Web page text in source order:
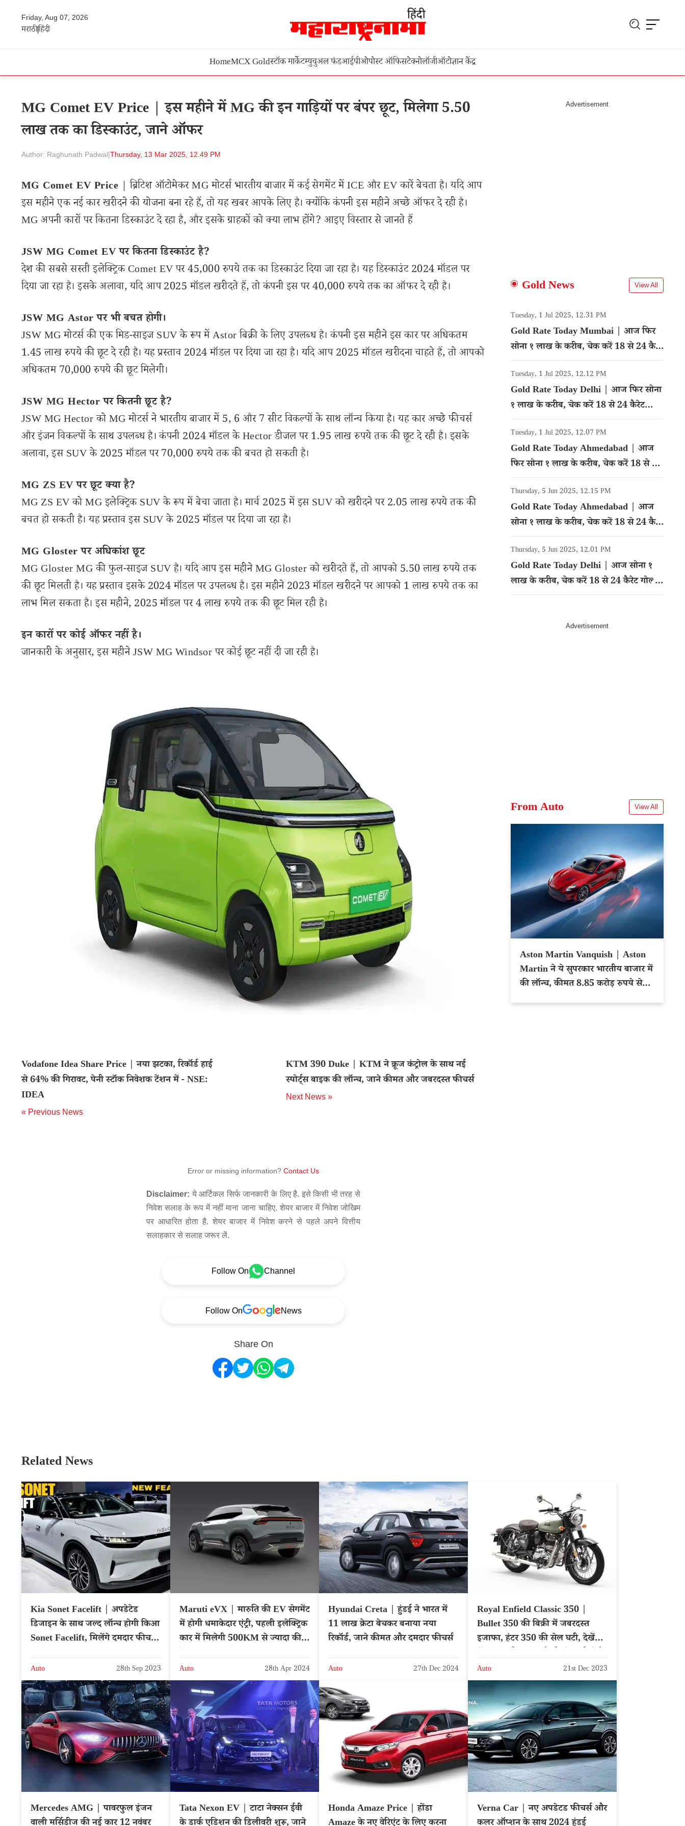
Friday, Aug 07, 2026
मराठीहिंदी
HomeMCX Goldस्टॉक मार्केटम्युचुअल फंडआईपीओपोस्ट ऑफिसटेक्नोलॉजीऑटोज्ञान केंद्र
MG Comet EV Price | इस महीने में MG की इन गाड़ियों पर बंपर छूट, मिलेगा 5.50
लाख तक का डिस्काउंट, जाने ऑफर
Author: Raghunath Padwal|Thursday, 13 Mar 2025, 12.49 PM
MG Comet EV Price | ब्रिटिश ऑटोमेकर MG मोटर्स भारतीय बाजार में कई सेगमेंट में ICE और EV कारें बेचता है। यदि आप
इस महीने एक नई कार खरीदने की योजना बना रहे हैं, तो यह खबर आपके लिए है। क्योंकि कंपनी इस महीने अच्छे ऑफर दे रही है।
MG अपनी कारों पर कितना डिस्काउंट दे रहा है, और इसके ग्राहकों को क्या लाभ होंगे? आइए विस्तार से जानते हैं
JSW MG Comet EV पर कितना डिस्काउंट है?
देश की सबसे सस्ती इलेक्ट्रिक Comet EV पर 45,000 रुपये तक का डिस्काउंट दिया जा रहा है। यह डिस्काउंट 2024 मॉडल पर
दिया जा रहा है। इसके अलावा, यदि आप 2025 मॉडल खरीदते हैं, तो कंपनी इस पर 40,000 रुपये तक का ऑफर दे रही है।
JSW MG Astor पर भी बचत होगी।
JSW MG मोटर्स की एक मिड-साइज SUV के रूप में Astor बिक्री के लिए उपलब्ध है। कंपनी इस महीने इस कार पर अधिकतम
1.45 लाख रुपये की छूट दे रही है। यह प्रस्ताव 2024 मॉडल पर दिया जा रहा है। यदि आप 2025 मॉडल खरीदना चाहते हैं, तो आपको
अधिकतम 70,000 रुपये की छूट मिलेगी।
JSW MG Hector पर कितनी छूट है?
JSW MG Hector को MG मोटर्स ने भारतीय बाजार में 5, 6 और 7 सीट विकल्पों के साथ लॉन्च किया है। यह कार अच्छे फीचर्स
और इंजन विकल्पों के साथ उपलब्ध है। कंपनी 2024 मॉडल के Hector डीजल पर 1.95 लाख रुपये तक की छूट दे रही है। इसके
अलावा, इस SUV के 2025 मॉडल पर 70,000 रुपये तक की बचत हो सकती है।
MG ZS EV पर छूट क्या है?
MG ZS EV को MG इलेक्ट्रिक SUV के रूप में बेचा जाता है। मार्च 2025 में इस SUV को खरीदने पर 2.05 लाख रुपये तक की
बचत हो सकती है। यह प्रस्ताव इस SUV के 2025 मॉडल पर दिया जा रहा है।
MG Gloster पर अधिकांश छूट
MG Gloster MG की फुल-साइज SUV है। यदि आप इस महीने MG Gloster को खरीदते हैं, तो आपको 5.50 लाख रुपये तक
की छूट मिलती है। यह प्रस्ताव इसके 2024 मॉडल पर उपलब्ध है। इस महीने 2023 मॉडल खरीदने पर आपको 1 लाख रुपये तक का
लाभ मिल सकता है। इस महीने, 2025 मॉडल पर 4 लाख रुपये तक की छूट मिल रही है।
इन कारों पर कोई ऑफर नहीं है।
जानकारी के अनुसार, इस महीने JSW MG Windsor पर कोई छूट नहीं दी जा रही है।
Vodafone Idea Share Price | नया झटका, रिकॉर्ड हाई
से 64% की गिरावट, पेनी स्टॉक निवेशक टेंशन में - NSE:
IDEA
« Previous News
KTM 390 Duke | KTM ने क्रूज कंट्रोल के साथ नई
स्पोर्ट्स बाइक की लॉन्च, जाने कीमत और जबरदस्त फीचर्स
Next News »
Error or missing information? Contact Us
Disclaimer: ये आर्टिकल सिर्फ जानकारी के लिए है. इसे किसी भी तरह से
निवेश सलाह के रूप में नहीं माना जाना चाहिए. शेयर बाजार में निवेश जोखिम
पर आधारित होता है. शेयर बाजार में निवेश करने से पहले अपने वित्तीय
सलाहकार से सलाह जरूर लें.
Follow On Channel
Follow On News
Share On
Gold News View All
Tuesday, 1 Jul 2025, 12.31 PM
Gold Rate Today Mumbai | आज फिर
सोना १ लाख के करीब, चेक करें 18 से 24 कैरेट
गोल्ड का रेट
Tuesday, 1 Jul 2025, 12.12 PM
Gold Rate Today Delhi | आज फिर सोना
१ लाख के करीब, चेक करें 18 से 24 कैरेट
गोल्ड का रेट
Tuesday, 1 Jul 2025, 12.07 PM
Gold Rate Today Ahmedabad | आज
फिर सोना १ लाख के करीब, चेक करें 18 से 24
कैरेट गोल्ड का रेट
Thursday, 5 Jun 2025, 12.15 PM
Gold Rate Today Ahmedabad | आज
सोना १ लाख के करीब, चेक करें 18 से 24 कैरेट
गोल्ड का रेट
Thursday, 5 Jun 2025, 12.01 PM
Gold Rate Today Delhi | आज सोना १
लाख के करीब, चेक करें 18 से 24 कैरेट गोल्ड
का रेट
From Auto View All
Aston Martin Vanquish | Aston
Martin ने ये सुपरकार भारतीय बाजार में
की लॉन्च, कीमत 8.85 करोड़ रुपये से
Related News
Kia Sonet Facelift | अपडेटेड
डिजाइन के साथ जल्द लॉन्च होगी किआ
Sonet Facelift, मिलेंगे दमदार फीचर्स
Auto 28th Sep 2023
Maruti eVX | मारुति की EV सेगमेंट
में होगी धमाकेदार एंट्री, पहली इलेक्ट्रिक
कार में मिलेगी 500KM से ज्यादा की
Auto 28th Apr 2024
Hyundai Creta | हुंडई ने भारत में
11 लाख क्रेटा बेचकर बनाया नया
रिकॉर्ड, जाने कीमत और दमदार फीचर्स
Auto 27th Dec 2024
Royal Enfield Classic 350 |
Bullet 350 की बिक्री में जबरदस्त
इजाफा, हंटर 350 की सेल घटी, देखें
Auto 21st Dec 2023
Mercedes AMG | पावरफुल इंजन
Tata Nexon EV | टाटा नेक्सन ईवी
Honda Amaze Price | होंडा
Verna Car | नए अपडेटड फीचर्स और